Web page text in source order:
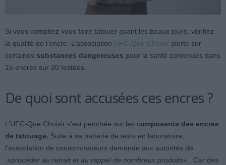
Si vous comptiez vous faire tatouer avant les beaux jours, vérifiez
la qualité de l’encre. L’association UFC-Que Choisir alerte sur
certaines substances dangereuses pour la santé contenues dans
15 encres sur 20 testées.
De quoi sont accusées ces encres ?
L’UFC-Que Choisir s’est penchée sur les composants des encres
de tatouage. Suite à sa batterie de tests en laboratoire,
l’association de consommateurs demande aux autorités de
«procéder au retrait et au rappel de nombreux produits». Car des